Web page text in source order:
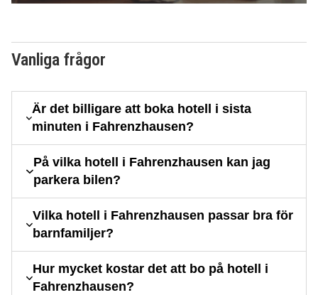
Vanliga frågor
Är det billigare att boka hotell i sista
minuten i Fahrenzhausen?
På vilka hotell i Fahrenzhausen kan jag
parkera bilen?
Vilka hotell i Fahrenzhausen passar bra för
barnfamiljer?
Hur mycket kostar det att bo på hotell i
Fahrenzhausen?